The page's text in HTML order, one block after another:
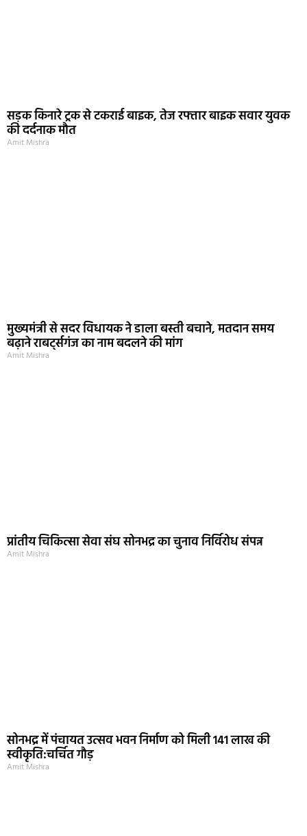
सड़क किनारे ट्रक से टकराई बाइक, तेज रफ्तार बाइक सवार युवक
की दर्दनाक मौत
Amit Mishra
मुख्यमंत्री से सदर विधायक ने डाला बस्ती बचाने, मतदान समय
बढ़ाने राबर्ट्सगंज का नाम बदलने की मांग
Amit Mishra
प्रांतीय चिकित्सा सेवा संघ सोनभद्र का चुनाव निर्विरोध संपन्न
Amit Mishra
सोनभद्र में पंचायत उत्सव भवन निर्माण को मिली 141 लाख की
स्वीकृति:चर्चित गौड़
Amit Mishra